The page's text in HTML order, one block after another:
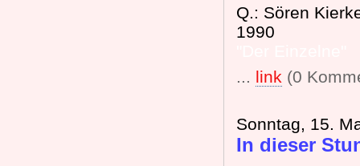
Q.: Sören
1990
... link (0
Sonntag, 15.
In dieser